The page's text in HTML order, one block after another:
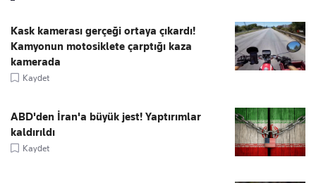
Kask kamerası gerçeği ortaya çıkardı!
Kamyonun motosiklete çarptığı kaza
kamerada
Kaydet
ABD'den İran'a büyük jest! Yaptırımlar
kaldırıldı
Kaydet